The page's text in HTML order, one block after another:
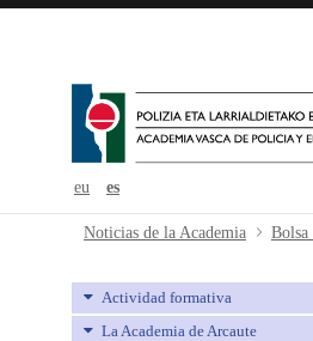
eu es
Bolsa de
Noticias de la Academia
Actividad formativa
La Academia de Arcaute